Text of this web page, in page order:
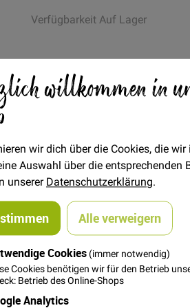
willkommen in
wir dich über die Cookies, die
Auswahl über die entsprechenden
unsererDatenschutzerklärung.
Alle verweigern
Cookies (immer notwendig)
Cookies benötigen wir für den Betrieb
Betrieb des Online-Shops
Analytics
VerfügbarkeitAuf Lager
Artikel
für
gruppiertes
€/Meter(Freie Eingabe)
19,00 €
5,00 €
In den Warenkorb